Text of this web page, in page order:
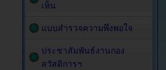
เห็น
แบบสำรวจความพึงพอใจ
ประชาสัมพันธ์งานกอง
สวัสดิการฯ